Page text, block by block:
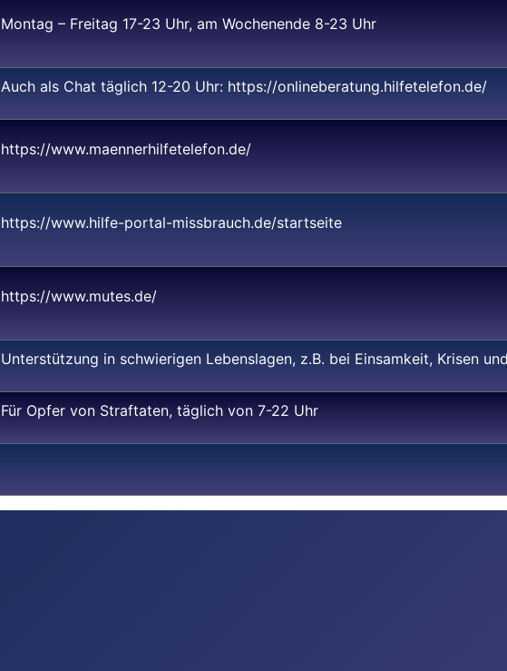
Montag – Freitag 17-23 Uhr, am Wochenende 8-23 Uhr
Auch als Chat täglich 12-20 Uhr: https://onlineberatung.hilfetelefon.de/
https://www.maennerhilfetelefon.de/
https://www.hilfe-portal-missbrauch.de/startseite
https://www.mutes.de/
Unterstützung in schwierigen Lebenslagen, z.B. bei Einsamkeit, Krisen
Für Opfer von Straftaten, täglich von 7-22 Uhr